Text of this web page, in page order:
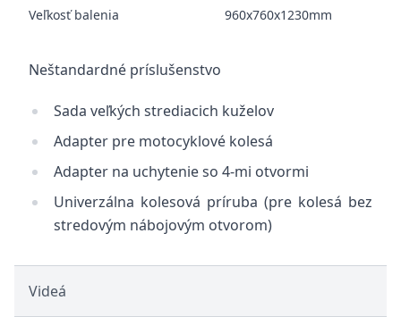
Veľkosť balenia 960x760x1230mm
Neštandardné príslušenstvo
Sada veľkých strediacich kuželov
Adapter pre motocyklové kolesá
Adapter na uchytenie so 4-mi otvormi
Univerzálna kolesová príruba (pre kolesá bez
stredovým nábojovým otvorom)
Videá